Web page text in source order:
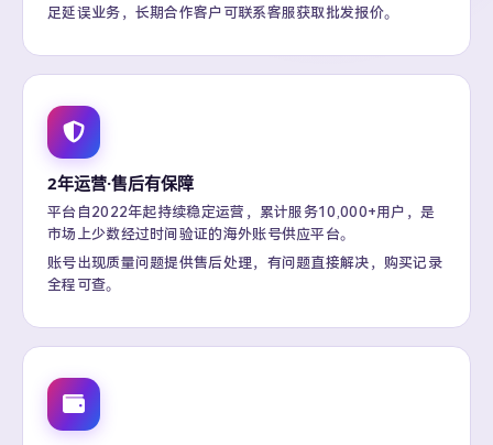
足延误业务，长期合作客户可联系客服获取批发报价。
2年运营·售后有保障
平台自2022年起持续稳定运营，累计服务10,000+用户，是
市场上少数经过时间验证的海外账号供应平台。
账号出现质量问题提供售后处理，有问题直接解决，购买记录
全程可查。